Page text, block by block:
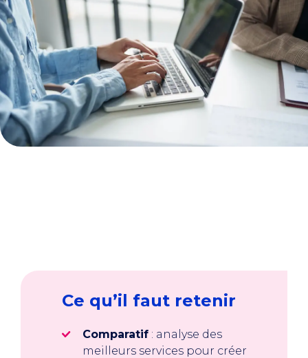
Ce qu’il faut retenir
Comparatif : analyse des
meilleurs services pour créer